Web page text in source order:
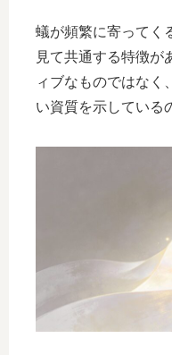
蟻が頻繁に寄ってく
見て共通する特徴が
ィブなものではなく
い資質を示している